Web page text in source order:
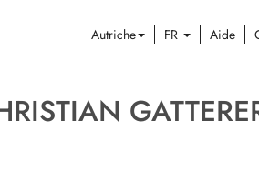
Autriche FR Aide